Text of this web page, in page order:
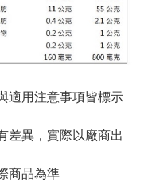
適用注意事項皆標示
差異，實際以廠商出
商品為準